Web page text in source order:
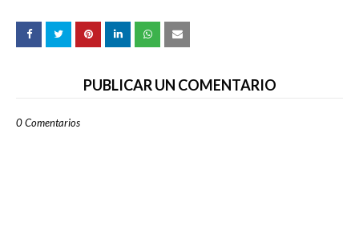
PUBLICAR UN COMENTARIO
0 Comentarios